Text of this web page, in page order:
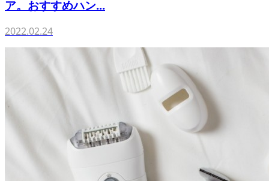
ア。おすすめハン...
2022.02.24